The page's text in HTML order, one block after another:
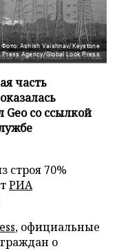
Фото: Ashish Vaishnav/Keystone
Press Agency/Global Look Press
часть
Geo со ссылкой
строя 70%
РИА
, официальные
о